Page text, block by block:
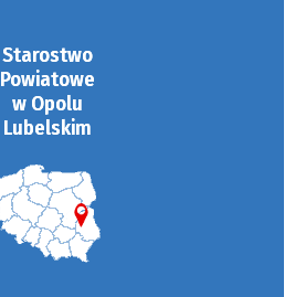
Starostwo
Powiatowe
w Opolu
Lubelskim